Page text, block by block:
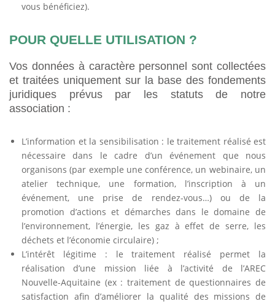
vous bénéficiez).
POUR QUELLE UTILISATION ?
Vos données à caractère personnel sont collectées
et traitées uniquement sur la base des fondements
juridiques prévus par les statuts de notre
association :
L’information et la sensibilisation : le traitement réalisé est
nécessaire dans le cadre d’un événement que nous
organisons (par exemple une conférence, un webinaire, un
atelier technique, une formation, l’inscription à un
événement, une prise de rendez-vous…) ou de la
promotion d’actions et démarches dans le domaine de
l’environnement, l’énergie, les gaz à effet de serre, les
déchets et l’économie circulaire) ;
L’intérêt légitime : le traitement réalisé permet la
réalisation d’une mission liée à l’activité de l’AREC
Nouvelle-Aquitaine (ex : traitement de questionnaires de
satisfaction afin d’améliorer la qualité des missions de